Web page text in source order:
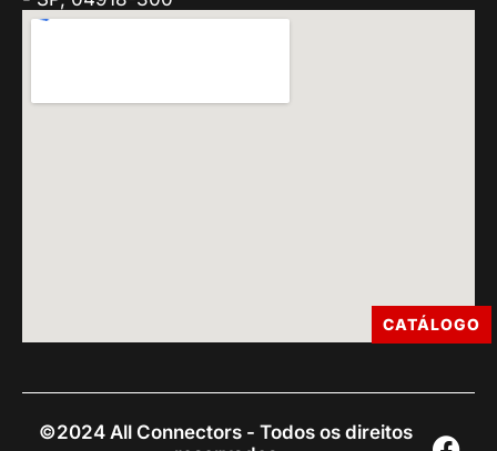
©2024 All Connectors - Todos os direitos
CATÁLOGO